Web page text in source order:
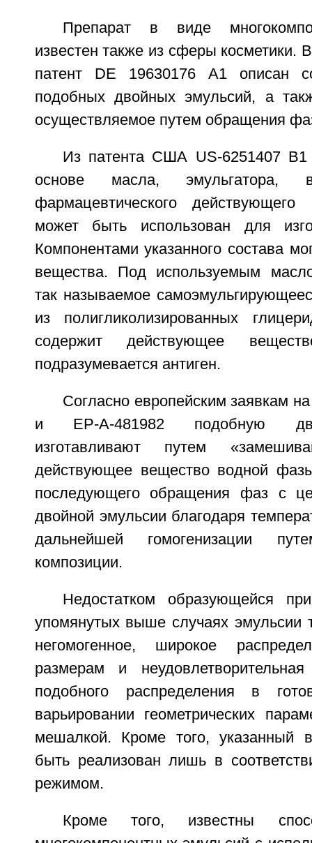
Препарат в виде
известен также из сферы косметики.
патент DE 19630176 А1 описан
подобных двойных эмульсий, а
осуществляемое путем обращения
Из патента США US-6251407 В1
основе масла,
фармацевтического
может быть использован для
Компонентами указанного состава
вещества. Под используемым
так называемое
из полигликолизированных
содержит действующее
подразумевается антиген.
Согласно европейским заявкам
и ЕР-А-481982 подобную
изготавливают путем
действующее вещество водной
последующего обращения фаз с
двойной эмульсии благодаря
дальнейшей гомогенизации
композиции.
Недостатком образующейся
упомянутых выше случаях эмульсии
негомогенное, широкое
размерам и неудовлетворительная
подобного распределения в
варьировании геометрических
мешалкой. Кроме того, указанный
быть реализован лишь в
режимом.
Кроме того, известны